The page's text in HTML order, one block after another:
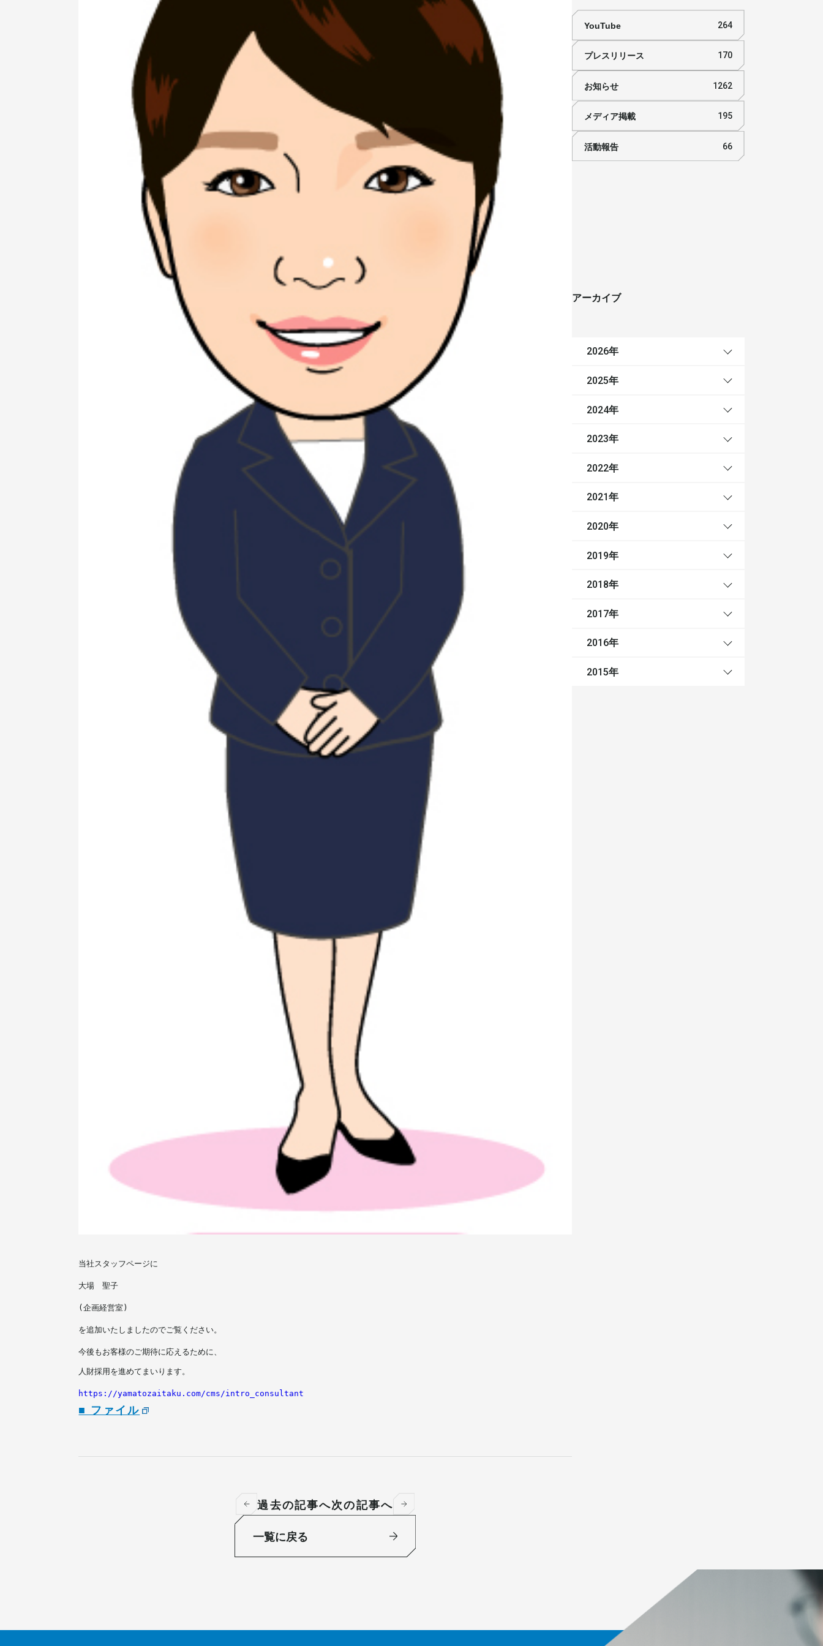
当社スタッフページに
大場　聖子
(企画経営室)
を追加いたしましたのでご覧ください。
今後もお客様のご期待に応えるために、
人財採用を進めてまいります。
https://yamatozaitaku.com/cms/intro_consultant
■ ファイル
過去の記事へ次の記事へ
一覧に戻る
YouTube 264
プレスリリース 170
お知らせ 1262
メディア掲載 195
活動報告 66
アーカイブ
2026年
2025年
2024年
2023年
2022年
2021 年
2020年
2019年
2018年
2017年
2016年
2015年